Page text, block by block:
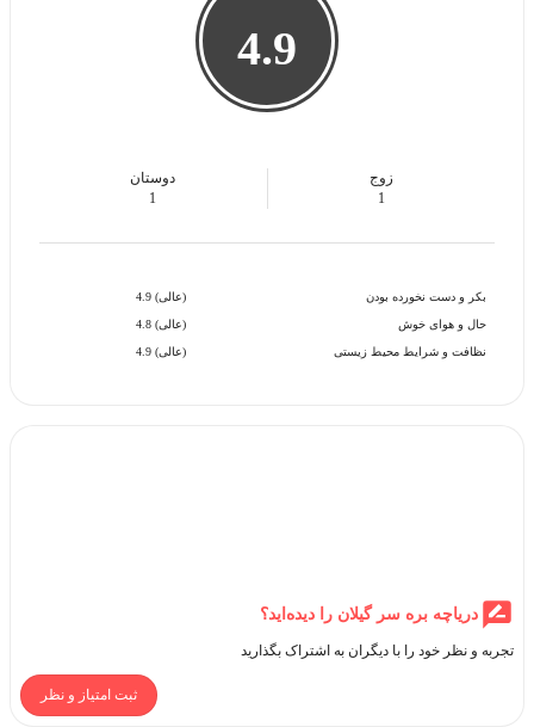
4.9
زوج
1
دوستان
1
بکر و دست نخورده بودن (عالی) 4.9
حال و هوای خوش (عالی) 4.8
نظافت و شرایط محیط زیستی (عالی) 4.9
دریاچه بره سر گیلان را دیده‌اید؟
تجربه و نظر خود را با دیگران به اشتراک بگذارید
ثبت امتیاز و نظر